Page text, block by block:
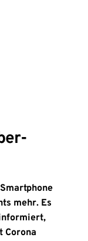
mehr. Es
Corona